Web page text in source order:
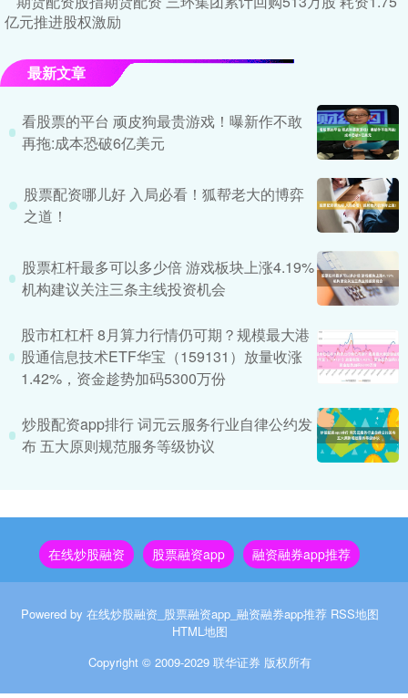
亿元推进股权激励
最新文章
看股票的平台 顽皮狗最贵游戏！曝新作不敢
再拖:成本恐破6亿美元
股票配资哪儿好 入局必看！狐帮老大的博弈
之道！
股票杠杆最多可以多少倍 游戏板块上涨4.19%
机构建议关注三条主线投资机会
股市杠杠杆 8月算力行情仍可期？规模最大港
股通信息技术ETF华宝（159131）放量收涨
1.42%，资金趁势加码5300万份
炒股配资app排行 词元云服务行业自律公约发
布 五大原则规范服务等级协议
在线炒股融资 股票融资app 融资融券app推荐
Powered by 在线炒股融资_股票融资app_融资融券app推荐 RSS地图
HTML地图
Copyright © 2009-2029 联华证券 版权所有